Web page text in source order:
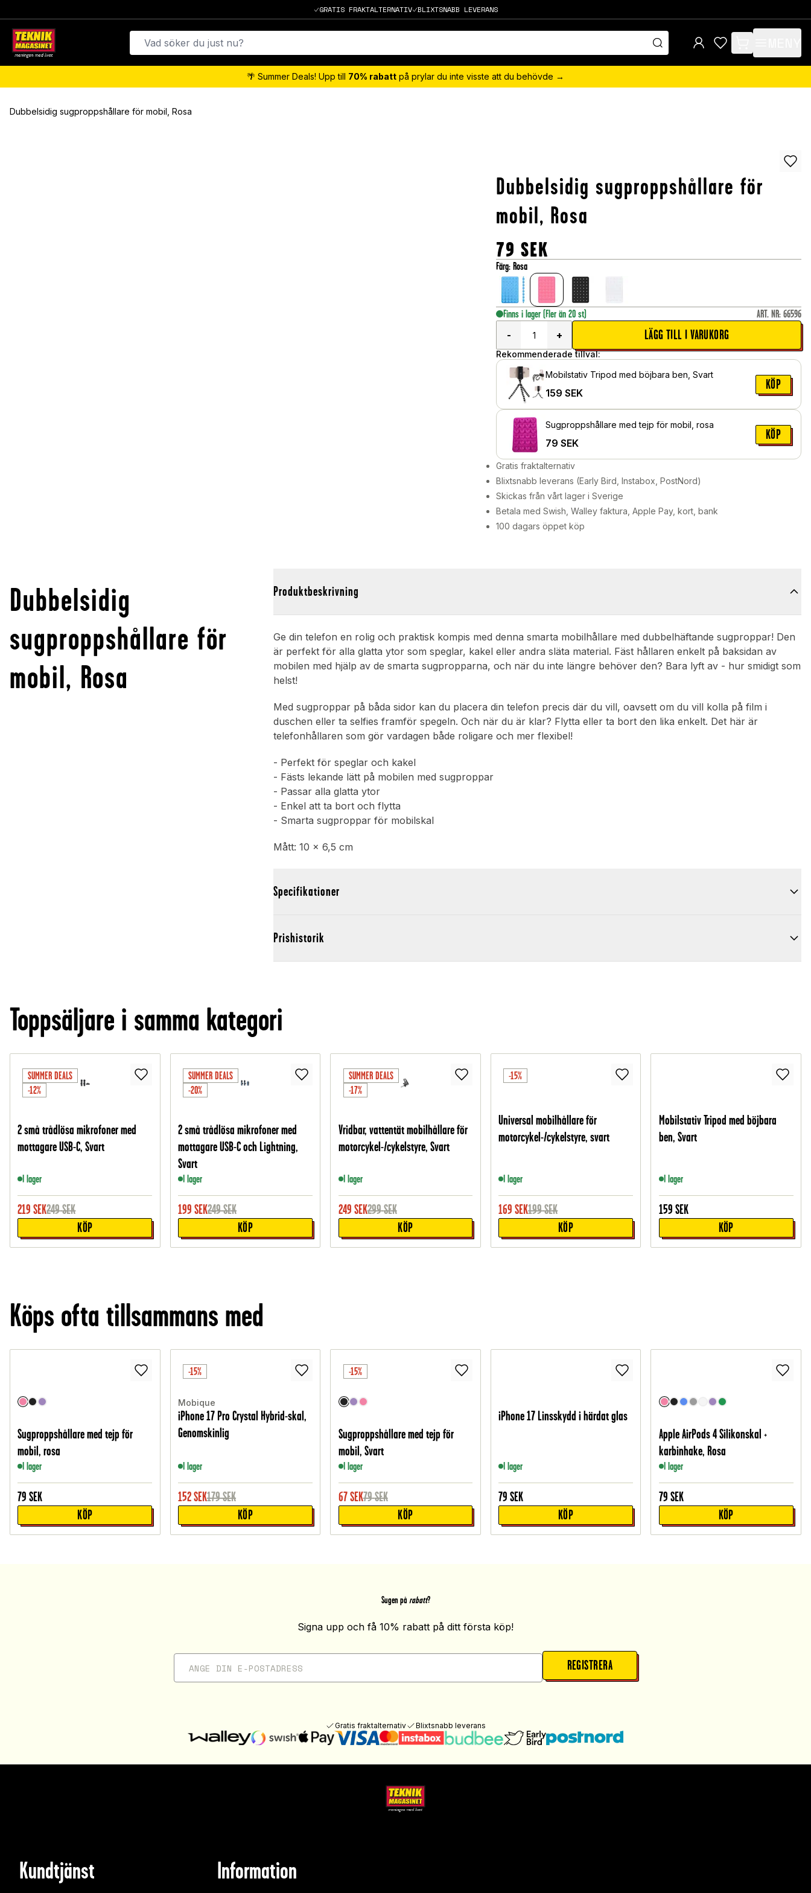
GRATIS FRAKTALTERNATIV BLIXTSNABB LEVERANS
items in cart, view
🌴 Summer Deals! Upp till 70% rabatt på prylar du inte visste att du behövde →
Dubbelsidig sugproppshållare för mobil, Rosa
Dubbelsidig sugproppshållare för
mobil, Rosa
79 SEK
Färg: Rosa
Finns i lager (Fler än 20 st) ART. NR: 66596
-
+ LÄGG TILL I VARUKORG
Rekommenderade tillval:
Mobilstativ Tripod med böjbara ben, Svart
159 SEK
KÖP
Sugproppshållare med tejp för mobil, rosa
79 SEK
KÖP
Gratis fraktalternativ
Blixtsnabb leverans (Early Bird, Instabox, PostNord)
Skickas från vårt lager i Sverige
Betala med Swish, Walley faktura, Apple Pay, kort, bank
100 dagars öppet köp
Dubbelsidig
sugproppshållare för
mobil, Rosa
Produktbeskrivning
Ge din telefon en rolig och praktisk kompis med denna smarta mobilhållare med dubbelhäftande sugproppar! Den
är perfekt för alla glatta ytor som speglar, kakel eller andra släta material. Fäst hållaren enkelt på baksidan av
mobilen med hjälp av de smarta sugpropparna, och när du inte längre behöver den? Bara lyft av - hur smidigt som
helst!
Med sugproppar på båda sidor kan du placera din telefon precis där du vill, oavsett om du vill kolla på film i
duschen eller ta selfies framför spegeln. Och när du är klar? Flytta eller ta bort den lika enkelt. Det här är
telefonhållaren som gör vardagen både roligare och mer flexibel!
- Perfekt för speglar och kakel
- Fästs lekande lätt på mobilen med sugproppar
- Passar alla glatta ytor
- Enkel att ta bort och flytta
- Smarta sugproppar för mobilskal
Mått: 10 x 6,5 cm
Specifikationer
Prishistorik
Toppsäljare i samma kategori
SUMMER DEALS
-12%
2 små trådlösa mikrofoner med
mottagare USB-C, Svart
I lager
219 SEK249SEK
KÖP
SUMMER DEALS
-20%
2 små trådlösa mikrofoner med
mottagare USB-C och Lightning,
Svart
I lager
199 SEK249SEK
KÖP
SUMMER DEALS
-17%
Vridbar, vattentät mobilhållare för
motorcykel-/cykelstyre, Svart
I lager
249 SEK299SEK
KÖP
-15%
Universal mobilhållare för
motorcykel-/cykelstyre, svart
I lager
169 SEK199SEK
KÖP
Mobilstativ Tripod med böjbara
ben, Svart
I lager
159 SEK
KÖP
Köps ofta tillsammans med
Sugproppshållare med tejp för
mobil, rosa
I lager
79 SEK
KÖP
-15%
Mobique
iPhone 17 Pro Crystal Hybrid-skal,
Genomskinlig
I lager
152SEK179SEK
KÖP
-15%
Sugproppshållare med tejp för
mobil, Svart
I lager
67SEK79SEK
KÖP
iPhone 17 Linsskydd i härdat glas
I lager
79 SEK
KÖP
Apple AirPods 4 Silikonskal +
karbinhake, Rosa
I lager
79 SEK
KÖP
Sugen på rabatt?
Signa upp och få 10% rabatt på ditt första köp!
REGISTRERA
Gratis fraktalternativ Blixtsnabb leverans
Kundtjänst Information